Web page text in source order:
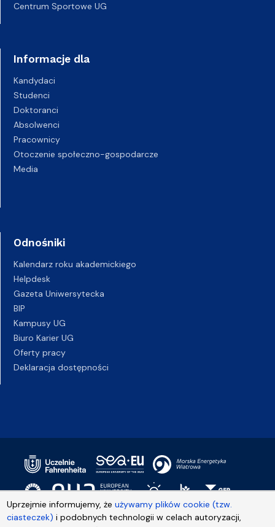
Uprzejmie informujemy, żeużywamy plików cookie (tzw.
ciasteczek) i podobnych technologii w celach autoryzacji,
Centrum Sportowe UG
Informacje dla
Kandydaci
Studenci
Doktoranci
Absolwenci
Pracownicy
Otoczenie społeczno-gospodarcze
Media
Odnośniki
Kalendarz roku akademickiego
Helpdesk
Gazeta Uniwersytecka
BIP
Kampusy UG
Biuro Karier UG
Oferty pracy
Deklaracja dostępności